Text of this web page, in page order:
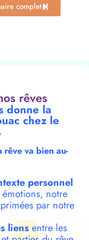
complet
rêves
donne la
chez le
rêve va bien au-
personnel
notre
par notre
liensentre les